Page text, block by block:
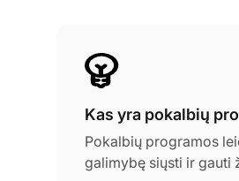
Kas yra pokalbių
Pokalbių programos
galimybę siųsti ir gauti